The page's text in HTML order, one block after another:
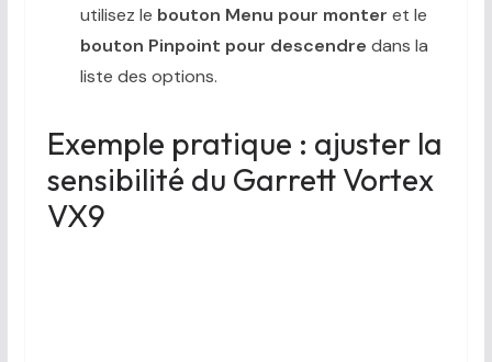
utilisez le bouton Menu pour monter et le
bouton Pinpoint pour descendre dans la
liste des options.
Exemple pratique : ajuster la
sensibilité du Garrett Vortex
VX9